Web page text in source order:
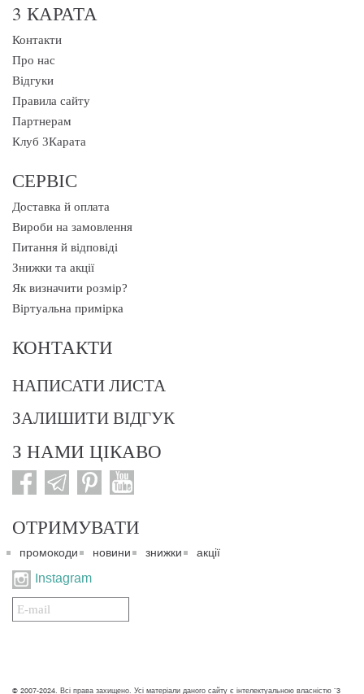
3 КАРАТА
Контакти
Про нас
Відгуки
Правила сайту
Партнерам
Клуб 3Карата
СЕРВІС
Доставка й оплата
Вироби на замовлення
Питання й відповіді
Знижки та акції
Як визначити розмір?
Віртуальна примірка
КОНТАКТИ
НАПИСАТИ ЛИСТА
ЗАЛИШИТИ ВІДГУК
З НАМИ ЦІКАВО
ОТРИМУВАТИ
промокоди новини знижки акції
Instagram
Подписаться
на
© 2007-2024. Всі права захищено. Усі матеріали даного сайту є інтелектуальною власністю "3